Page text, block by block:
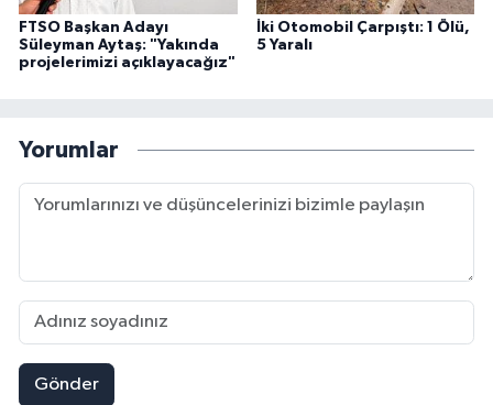
FTSO Başkan Adayı
Süleyman Aytaş: "Yakında
projelerimizi açıklayacağız"
İki Otomobil Çarpıştı: 1 Ölü,
5 Yaralı
Yorumlar
Gönder